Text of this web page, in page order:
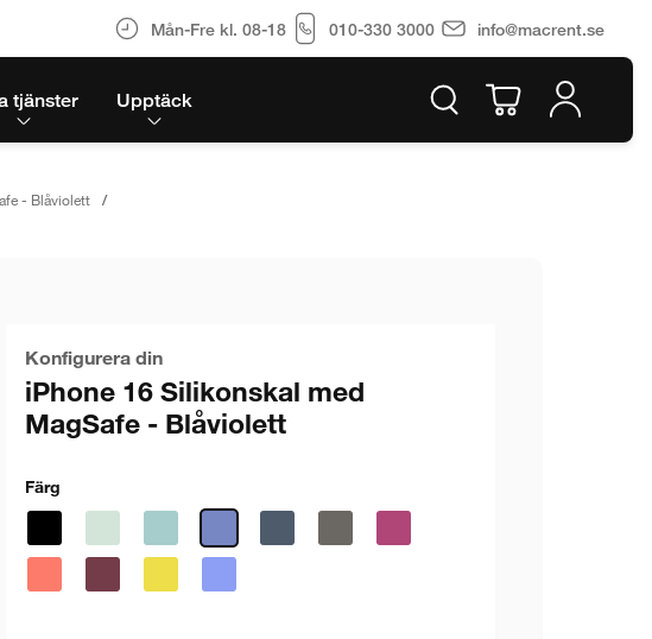
Mån-Fre kl. 08-18 010-330 3000 info@macrent.se
tjänster Upptäck
- Blåviolett
Konfigurera din
iPhone 16 Silikonskal med
MagSafe - Blåviolett
Färg